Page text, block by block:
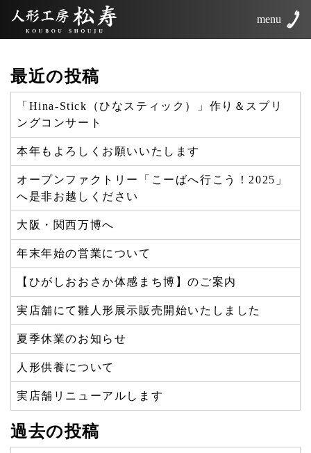
menu
最近の投稿
「Hina-Stick（ひなスティック）」作り＆スプリ
ングコンサート
本年もよろしくお願いいたします
オープンファクトリー「こーばへ行こう！2025」
へ是非お越しください
大阪・関西万博へ
年末年始の営業について
【ひがしおおさか体感まち博】のご案内
実店舗にて雛人形展示販売開始いたしました
夏季休業のお知らせ
人形供養について
実店舗リニューアルします
過去の投稿